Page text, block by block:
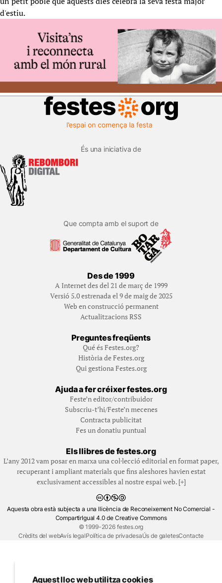
d'estiu.
És una iniciativa de
Que compta amb el suport de
Des de 1999
A Internet des del 21 de març de 1999
Versió 5.0 estrenada el 9 de maig de 2025
Web en construcció permanent
Actualitzacions RSS
Preguntes freqüents
Qué és Festes.org?
Història de Festes.org
Qui gestiona Festes.org
Ajuda a fer créixer festes.org
Feste’n editor/contribuidor
Subscriu-t’hi/Feste’n mecenes
Contracta publicitat
Fes un donatiu puntual
Els llibres de festes.org
L’any 2012 vam posar en marxa una col·lecció editorial en format paper,
recuperant i ampliant materials que fins aleshores havien estat
exclusivament accessibles al nostre espai web. [+]
Aquesta obra està subjecta a una llicència de Reconeixement No Comercial -
CompartirIgual 4.0 de Creative Commons
© 1999-2026 festes.org
Crèdits del webAvís legalPolítica de privadesaÚs de galetesContacte
Aquest lloc web utilitza cookies